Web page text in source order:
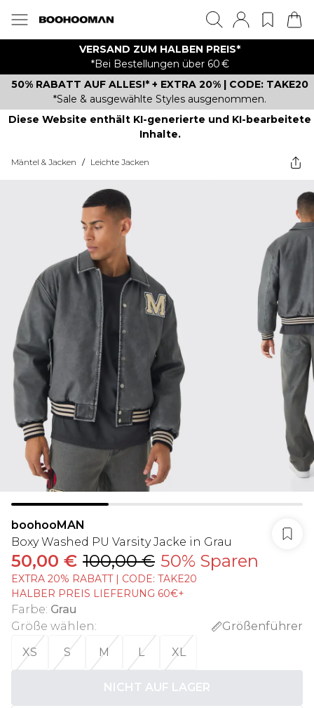
VERSAND ZUM HALBEN PREIS*
*Bei Bestellungen über 60 €
50% RABATT AUF ALLES!* + EXTRA 20% | CODE: TAKE20
*Sale & ausgewählte Styles ausgenommen.
Diese Website enthält KI-generierte und KI-bearbeitete
Inhalte.
Mäntel & Jacken / Leichte Jacken
boohooMAN
Boxy Washed PU Varsity Jacke in Grau
50,00 € 100,00 € 50% Sparen
EXTRA 20% RABATT | CODE: TAKE20
HALBER PREIS LIEFERUNG 60€+
Farbe: Grau
Größe wählen:
Größenführer
XS
S M L XL
NICHT AUF LAGER